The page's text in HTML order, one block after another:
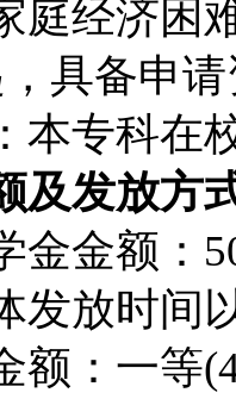
庭经济困
具备申
本专科在
及发放方
金金额：
发放时间
额：一等